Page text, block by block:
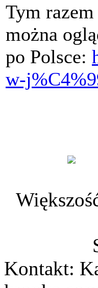
Tym
można
po Polsce:
w-
Kontakt: